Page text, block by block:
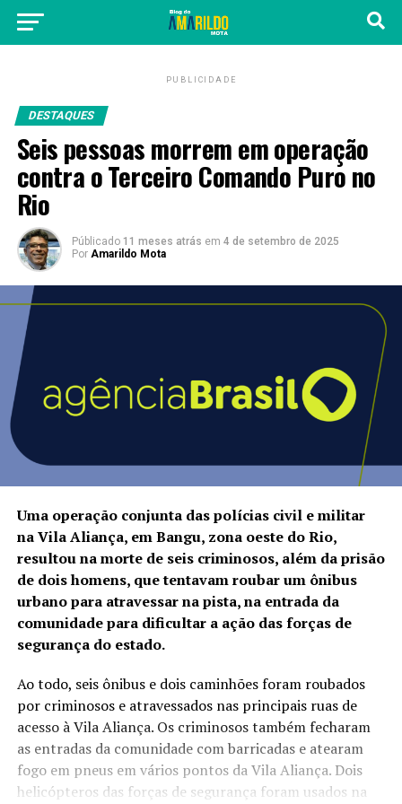
PUBLICIDADE
DESTAQUES
Seis pessoas morrem em operação
contra o Terceiro Comando Puro no
Rio
Públicado 11 meses atrás em 4 de setembro de 2025
Por Amarildo Mota
Uma operação conjunta das polícias civil e militar
na Vila Aliança, em Bangu, zona oeste do Rio,
resultou na morte de seis criminosos, além da prisão
de dois homens, que tentavam roubar um ônibus
urbano para atravessar na pista, na entrada da
comunidade para dificultar a ação das forças de
segurança do estado.
Ao todo, seis ônibus e dois caminhões foram roubados
por criminosos e atravessados nas principais ruas de
acesso à Vila Aliança. Os criminosos também fecharam
as entradas da comunidade com barricadas e atearam
fogo em pneus em vários pontos da Vila Aliança. Dois
helicópteros das forças de segurança foram usados na